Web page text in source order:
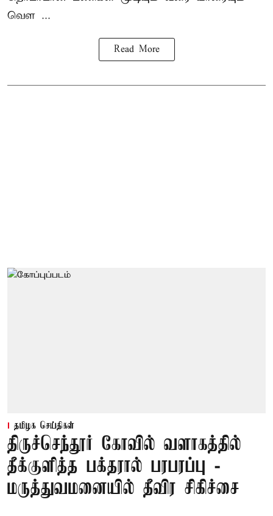
வெள ...
Read More
தமிழக செய்திகள்
திருச்செந்தூர் கோவில் வளாகத்தில்
தீக்குளித்த பக்தரால் பரபரப்பு -
மருத்துவமனையில் தீவிர சிகிச்சை